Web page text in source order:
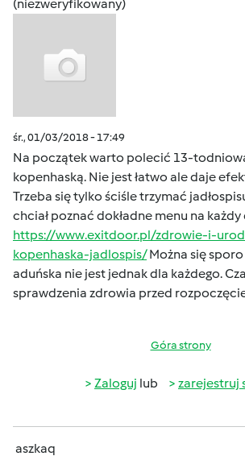
(niezweryfikowany)
śr., 01/03/2018 - 17:49
Na początek warto polecić 13-
kopenhaską. Nie jest łatwo ale daje
Trzeba się tylko ściśle trzymać
chciał poznać dokładne menu na
https://www.exitdoor.pl/zdrowie-i-
kopenhaska-jadlospis/Można się
aduńska nie jest jednak dla każdego.
sprawdzenia zdrowia przed
Góra strony
Zaloguj lub zarejestruj
aszkaq